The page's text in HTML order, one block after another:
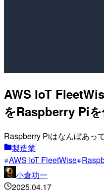
AWS IoT
をRaspberry Pi
Raspberry Piはなんぼあっ
製造業
AWS IoT FleetWise
小倉功一
2025.04.17